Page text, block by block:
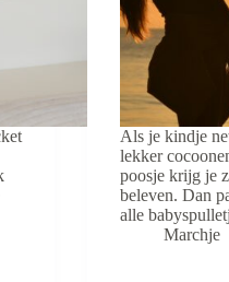
Als je kindje
lekker
poosje krijg je
beleven. Dan
alle
Marchje